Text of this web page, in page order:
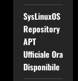
SysLinuxOS
Repository
APT
Ufficiale Ora
Disponibile